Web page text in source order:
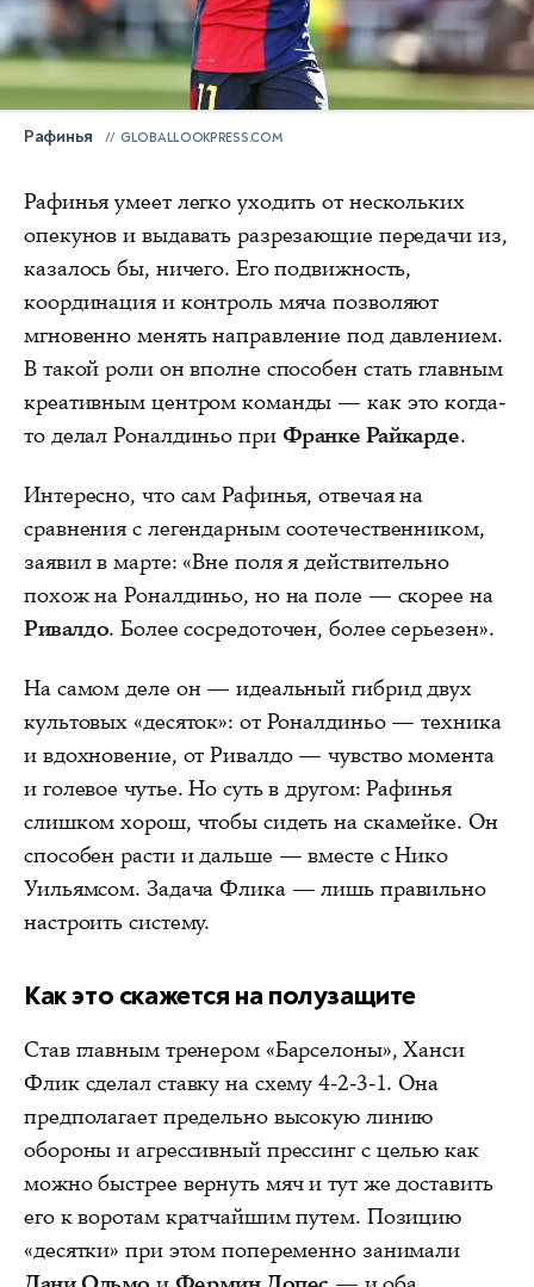
Рафинья GLOBALLOOKPRESS.COM
Рафинья умеет легко уходить от нескольких
опекунов и выдавать разрезающие передачи из,
казалось бы, ничего. Его подвижность,
координация и контроль мяча позволяют
мгновенно менять направление под давлением.
В такой роли он вполне способен стать главным
креативным центром команды — как это когда-
то делал Роналдиньо при Франке Райкарде.
Интересно, что сам Рафинья, отвечая на
сравнения с легендарным соотечественником,
заявил в марте: «Вне поля я действительно
похож на Роналдиньо, но на поле — скорее на
Ривалдо. Более сосредоточен, более серьезен».
На самом деле он — идеальный гибрид двух
культовых «десяток»: от Роналдиньо — техника
и вдохновение, от Ривалдо — чувство момента
и голевое чутье. Но суть в другом: Рафинья
слишком хорош, чтобы сидеть на скамейке. Он
способен расти и дальше — вместе с Нико
Уильямсом. Задача Флика — лишь правильно
настроить систему.
Как это скажется на полузащите
Став главным тренером «Барселоны», Ханси
Флик сделал ставку на схему 4-2-3-1. Она
предполагает предельно высокую линию
обороны и агрессивный прессинг с целью как
можно быстрее вернуть мяч и тут же доставить
его к воротам кратчайшим путем. Позицию
«десятки» при этом попеременно занимали